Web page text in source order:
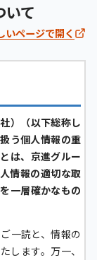
いて
いページで開く
）（以下総称し
う個人情報の重
は、京進グルー
情報の適切な取
一層確かなもの
一読と、情報の
します。万一、